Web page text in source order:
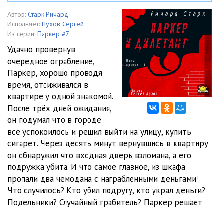
06.Ричард Старк - Паркер и дилетант 13:40
07.Ричард Старк - Паркер и дилетант 16:56
08.Ричард Старк - Паркер и дилетант 17:02
09.Ричард Старк - Паркер и дилетант 19:26
10.Ричард Старк - Паркер и дилетант 14:36
11.Ричард Старк - Паркер и дилетант
12.Ричард Старк - Паркер и дилетант 27:31
13.Ричард Старк - Паркер и дилетант 09:28
14.Ричард Старк - Паркер и дилетант
15.Ричард Старк - Паркер и дилетант 13:22
Автор: Старк Ричард
Исполняет: Пухов Сергей
Из серии: Паркер #7
Удачно провернув
очередное ограбление,
Паркер, хорошо проводя
время, отсиживался в
квартире у одной знакомой.
После трёх дней ожидания,
он подумал что в городе
всё успокоилось и решил выйти на улицу, купить
сигарет. Через десять минут вернувшись в квартиру
он обнаружил что входная дверь взломана, а его
подружка убита. И что самое главное, из шкафа
пропали два чемодана с награбленными деньгами!
Что случилось? Кто убил подругу, кто украл деньги?
Подельники? Случайный грабитель? Паркер решает